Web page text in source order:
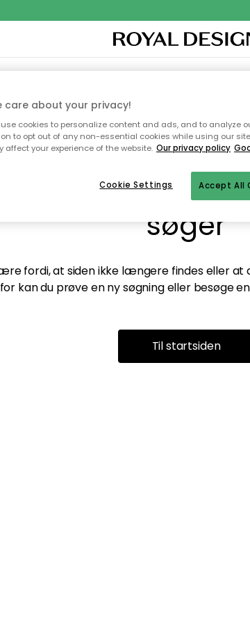
TEKSTIL & TÆPPERKØKKENETOPBEVARING
fandt desværre
søger
fordi, at siden ikke længere findes eller at
kan du prøve en ny søgning eller besøge
Til startsiden
care about your privacy!
use cookies to personalize content and ads, and to analyze
to opt out of any non-essential cookies while using our
affect your experience of the website. Our privacy policy
Accept All
Cookie Settings